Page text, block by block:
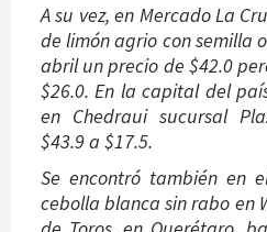
A su vez, en Mercado La
de limón agrio con semilla
abril un precio de $42.0
$26.0. En la capital del
en Chedraui sucursal
$43.9 a $17.5.
Se encontró también en
cebolla blanca sin rabo en